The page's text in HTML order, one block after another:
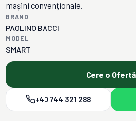
mașini convenționale.
BRAND
PAOLINO BACCI
MODEL
SMART
Cere o Ofertă
+40 744 321 288